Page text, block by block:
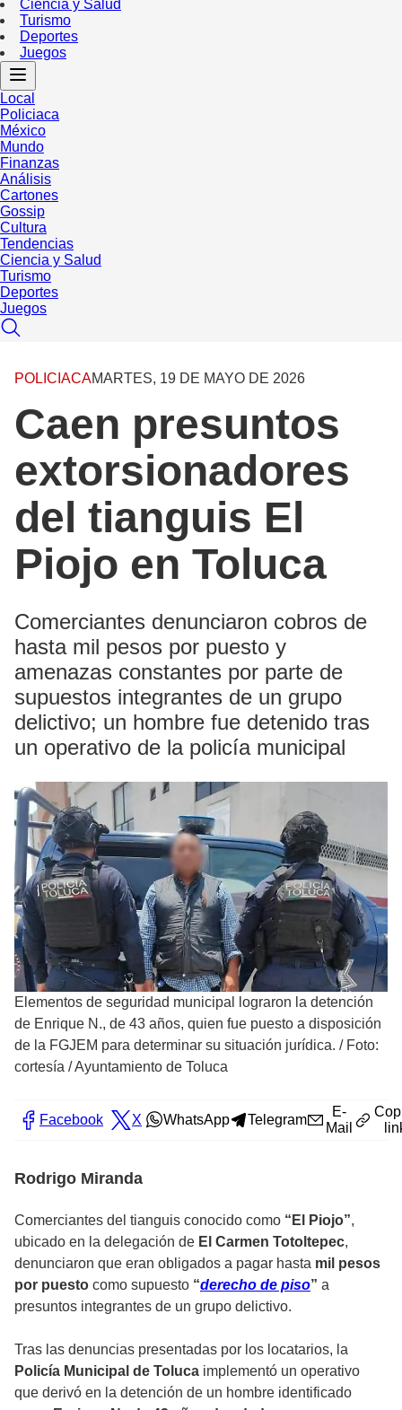
Ciencia y Salud
Turismo
Deportes
Juegos
Local
Policiaca
México
Mundo
Finanzas
Análisis
Cartones
Gossip
Cultura
Tendencias
Ciencia y Salud
Turismo
Deportes
Juegos
POLICIACAMARTES, 19 DE MAYO DE 2026
Caen presuntos
extorsionadores
del tianguis El
Piojo en Toluca
Comerciantes denunciaron cobros de
hasta mil pesos por puesto y
amenazas constantes por parte de
supuestos integrantes de un grupo
delictivo; un hombre fue detenido tras
un operativo de la policía municipal
Elementos de seguridad municipal lograron la detención
de Enrique N., de 43 años, quien fue puesto a disposición
de la FGJEM para determinar su situación jurídica. / Foto:
cortesía / Ayuntamiento de Toluca
Facebook X WhatsApp Telegram
E-
Mail
Rodrigo Miranda
Comerciantes del tianguis conocido como “El Piojo”,
ubicado en la delegación de El Carmen Totoltepec,
denunciaron que eran obligados a pagar hasta mil pesos
por puesto como supuesto “derecho de piso” a
presuntos integrantes de un grupo delictivo.
Tras las denuncias presentadas por los locatarios, la
Policía Municipal de Toluca implementó un operativo
que derivó en la detención de un hombre identificado